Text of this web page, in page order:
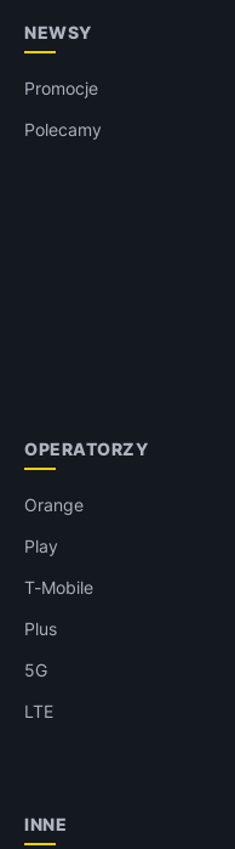
NEWSY
Promocje
Polecamy
OPERATORZY
Orange
Play
T-Mobile
Plus
5G
LTE
INNE